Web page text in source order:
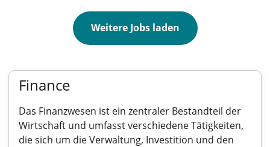
Weitere Jobs laden
Finance
Das Finanzwesen ist ein zentraler Bestandteil der
Wirtschaft und umfasst verschiedene Tätigkeiten,
die sich um die Verwaltung, Investition und den